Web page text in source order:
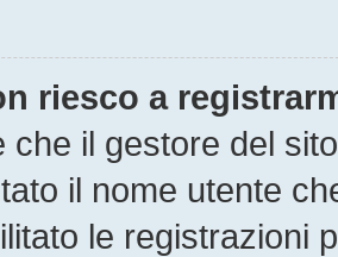
riesco a
che il gestore del
il nome utente
le registrazioni